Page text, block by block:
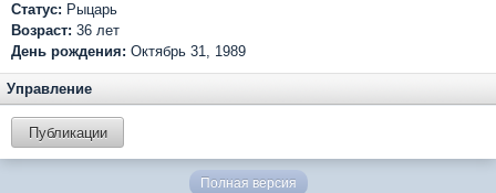
Статус: Рыцарь
Возраст: 36 лет
День рождения: Октябрь 31, 1989
Управление
Публикации
Полная версия